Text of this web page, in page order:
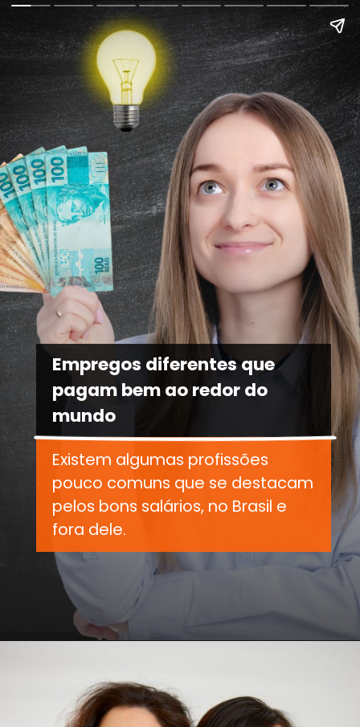
Empregos diferentes que
pagam bem ao redor do
mundo
Existem algumas profissões
pouco comuns que se destacam
pelos bons salários, no Brasil e
fora dele.